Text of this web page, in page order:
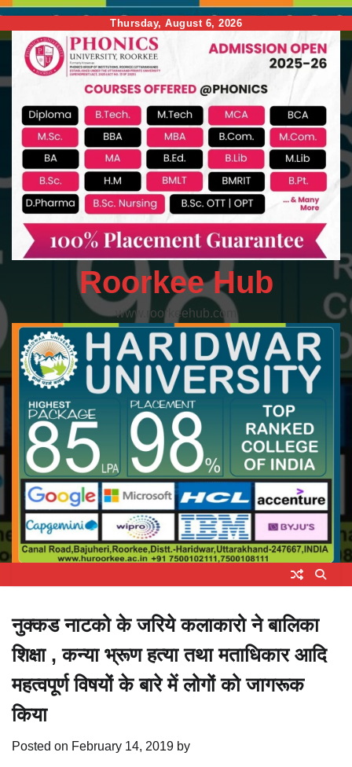
to
content
Thursday, August 6, 2026
Roorkee Hub
www.roorkeehub.com
नुक्कड नाटको के जरिये कलाकारो ने बालिका
शिक्षा , कन्या भ्रूण हत्या तथा मताधिकार आदि
महत्वपूर्ण विषयों के बारे में लोगों को जागरूक
किया
Posted on February 14, 2019 by